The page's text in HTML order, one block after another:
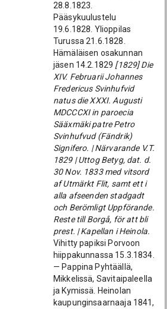
28.8.1823.
Pääsykuulustelu
19.6.1828. Ylioppilas
Turussa 21.6.1828.
Hämäläisen osakunnan
jäsen 14.2.1829 [1829] Die
XIV. Februarii Johannes
Fredericus Svinhufvid
natus die XXXI. Augusti
MDCCCXI in paroecia
Sääxmäki patre Petro
Svinhufvud (Fändrik)
Signifero. | Närvarande V.T.
1829 | Uttog Betyg, dat. d.
30 Nov. 1833 med vitsord
af Utmärkt Flit, samt ett i
alla afseenden stadgadt
och Berömligt Uppförande.
Reste till Borgå, för att bli
prest. | Kapellan i Heinola.
Vihitty papiksi Porvoon
hiippakunnassa 15.3.1834.
— Pappina Pyhtäällä,
Mikkelissä, Savitaipaleella
ja Kymissä. Heinolan
kaupunginsaarnaaja 1841,